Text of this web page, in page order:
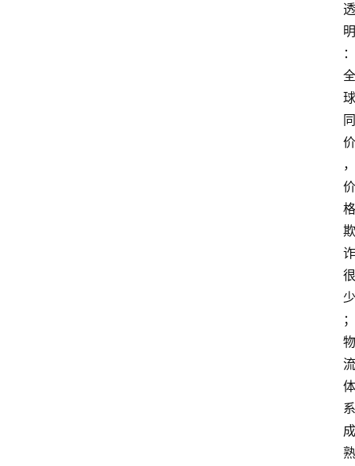
透
明
：
全
球
同
价
，
价
格
欺
诈
很
少
；
物
流
体
系
成
熟